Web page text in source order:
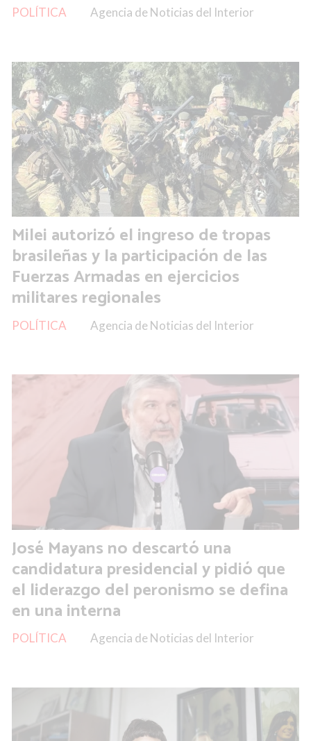
Agencia de Noticias del Interior
POLÍTICA
Milei autorizó el ingreso de tropas
brasileñas y la participación de las
Fuerzas Armadas en ejercicios
militares regionales
Agencia de Noticias del Interior
POLÍTICA
José Mayans no descartó una
candidatura presidencial y pidió que
el liderazgo del peronismo se defina
en una interna
Agencia de Noticias del Interior
POLÍTICA